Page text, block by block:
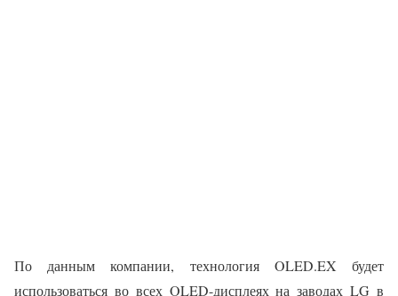
По данным компании, технология OLED.EX будет
использоваться во всех OLED-дисплеях на заводах LG в